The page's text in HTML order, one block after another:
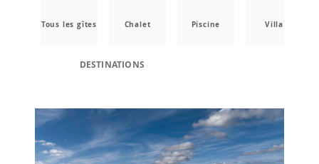
Tous les gîtes Chalet Piscine Villa
DESTINATIONS